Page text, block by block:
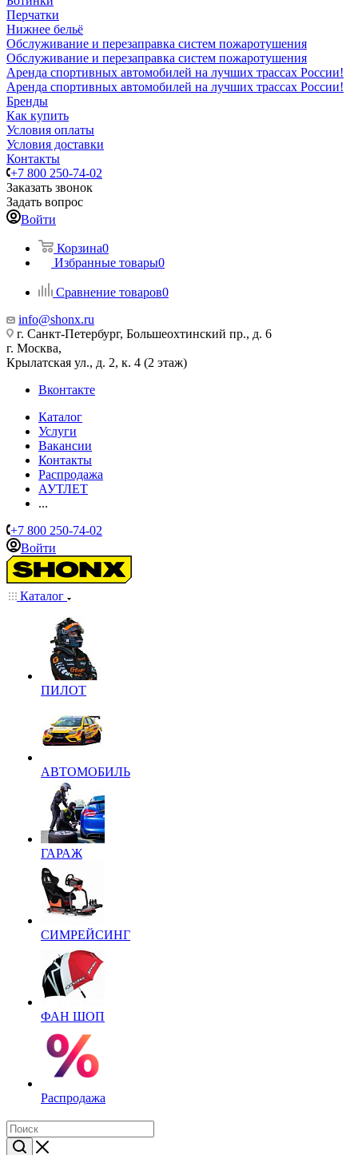
Перчатки
Нижнее бельё
Обслуживание и перезаправка систем пожаротушения
Обслуживание и перезаправка систем пожаротушения
Аренда спортивных автомобилей на лучших трассах России!
Аренда спортивных автомобилей на лучших трассах России!
Бренды
Как купить
Условия оплаты
Условия доставки
Контакты
+7 800 250-74-02
Заказать звонок
Задать вопрос
Войти
Корзина0
Избранные товары0
Сравнение товаров0
info@shonx.ru
г. Санкт-Петербург, Большеохтинский пр., д. 6
г. Москва,
Крылатская ул., д. 2, к. 4 (2 этаж)
Вконтакте
Каталог
Услуги
Вакансии
Контакты
Распродажа
АУТЛЕТ
...
+7 800 250-74-02
Войти
Каталог
ПИЛОТ
АВТОМОБИЛЬ
ГАРАЖ
СИМРЕЙСИНГ
ФАН ШОП
Распродажа